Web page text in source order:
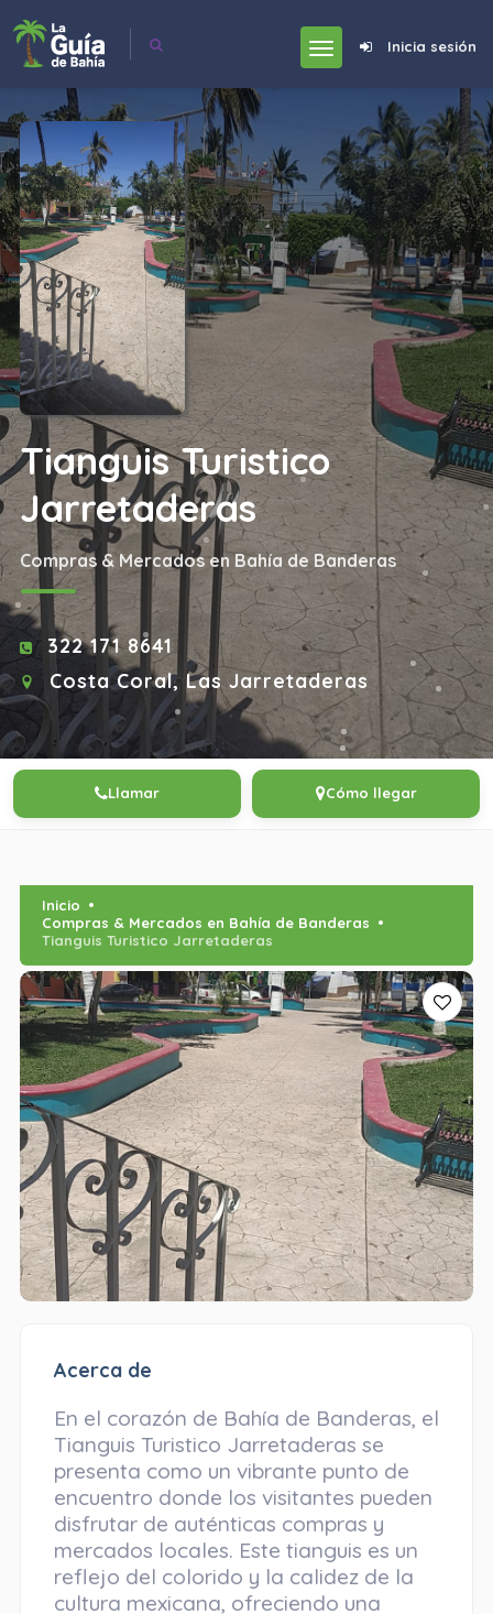
Inicia sesión
Tianguis Turistico
Jarretaderas
Compras & Mercados en Bahía de Banderas
322 171 8641
Costa Coral, Las Jarretaderas
Llamar Cómo llegar
Inicio
Compras & Mercados en Bahía de Banderas
Tianguis Turistico Jarretaderas
Acerca de
En el corazón de Bahía de Banderas, el
Tianguis Turistico Jarretaderas se
presenta como un vibrante punto de
encuentro donde los visitantes pueden
disfrutar de auténticas compras y
mercados locales. Este tianguis es un
reflejo del colorido y la calidez de la
cultura mexicana, ofreciendo una